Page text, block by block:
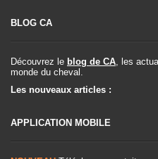
BLOG CA
Découvrez le blog de CA, les
monde du cheval.
Les nouveaux articles :
APPLICATION MOBILE